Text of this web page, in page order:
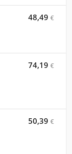
48,49 €
74,19 €
50,39 €